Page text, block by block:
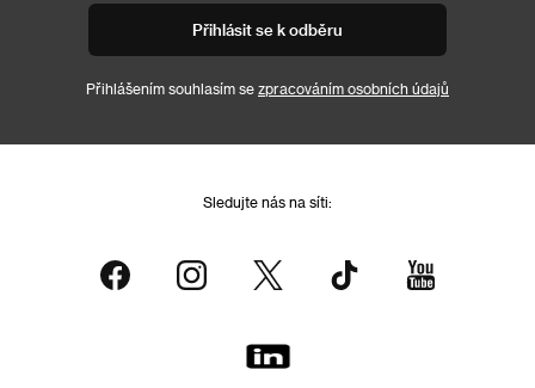
Přihlásit se k odběru
Přihlášením souhlasím se zpracováním osobních údajů
Sledujte nás na síti: